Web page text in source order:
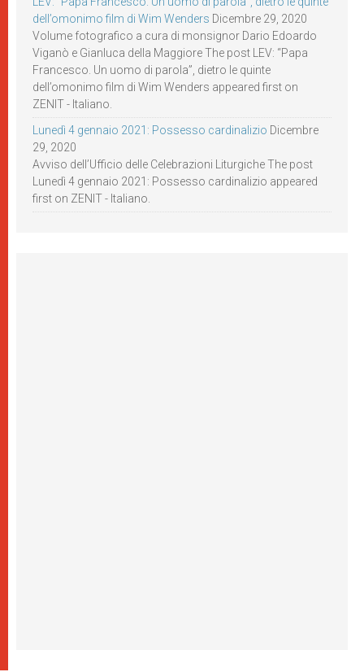
dell’omonimo film di Wim Wenders Dicembre 29, 2020
Volume fotografico a cura di monsignor Dario Edoardo
Viganò e Gianluca della Maggiore The post LEV: “Papa
Francesco. Un uomo di parola”, dietro le quinte
dell’omonimo film di Wim Wenders appeared first on
ZENIT - Italiano.
Lunedì 4 gennaio 2021: Possesso cardinalizio Dicembre
29, 2020
Avviso dell’Ufficio delle Celebrazioni Liturgiche The post
Lunedì 4 gennaio 2021: Possesso cardinalizio appeared
first on ZENIT - Italiano.